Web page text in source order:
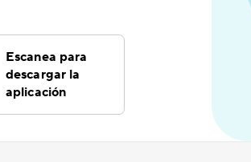
Escanea para
descargar la
aplicación